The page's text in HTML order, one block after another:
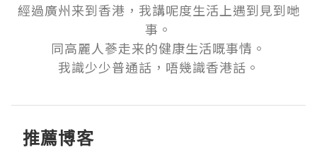
經過廣州来到香港，我講呢度生活上遇到見到哋
事。
同高麗人蔘走来的健康生活嘅事情。
我識少少普通話，唔幾識香港話。
推薦博客